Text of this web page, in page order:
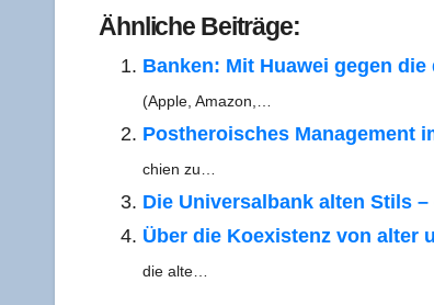
Ähn­li­che Beiträge:
Ban­ken: Mit Hua­wei gegen
(Apple, Amazon,…
Post­he­roi­sches Manage­ment
chien zu…
Die Uni­ver­sal­bank alten Stils –
Über die Koexis­tenz von alter
die alte…